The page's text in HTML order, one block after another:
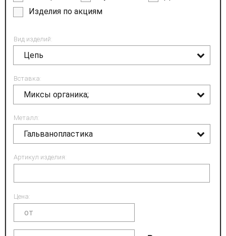
Изделия по акциям
Вид изделий:
Цепь
Вставка:
Миксы органика;
Металл:
Гальванопластика
Артикул изделия:
Цена: